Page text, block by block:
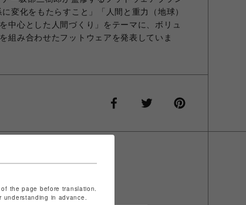
変化をもたらすこと」「人間と重力（地球）
中心とした人間づくり」をテーマに、ボリュ
組み合わせたフットウェアを発表していま
the page before translation.
understanding in advance.